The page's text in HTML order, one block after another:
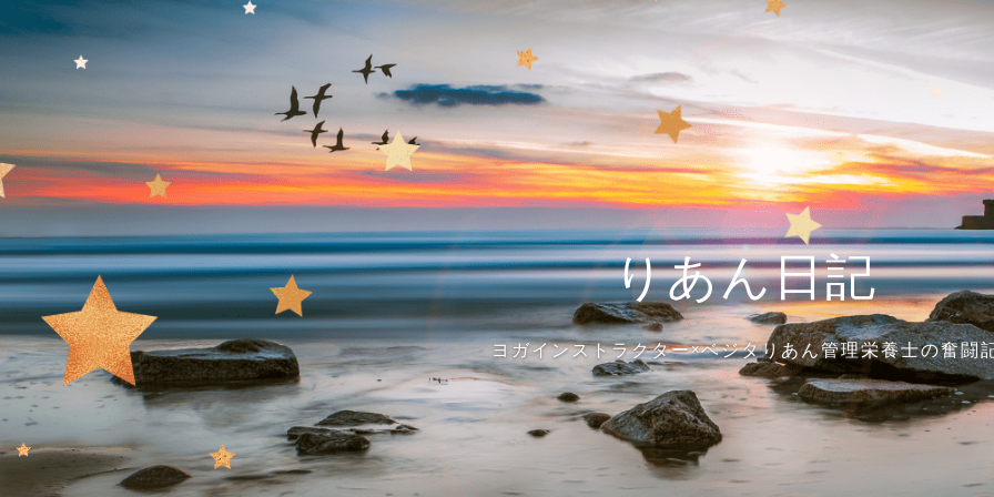
りあん日記
ヨガインストラクター×ベジタりあん管理栄養士の奮闘